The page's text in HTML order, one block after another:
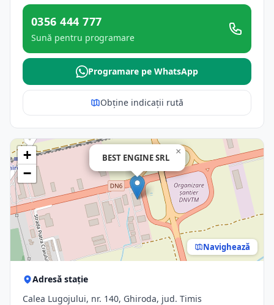
0356 444 777
Sună pentru programare
Programare pe WhatsApp
Obține indicații rută
BEST ENGINE SRL
×
+
−
Navighează
Adresă stație
Calea Lugojului, nr. 140, Ghiroda, jud. Timis